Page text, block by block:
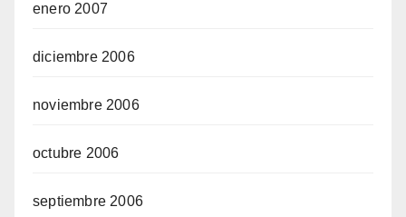
enero 2007
diciembre 2006
noviembre 2006
octubre 2006
septiembre 2006